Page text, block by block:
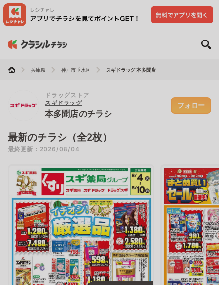
兵庫県 神戸市垂水区 スギドラッグ 本多聞店
ドラッグストア
スギドラッグ
本多聞店のチラシ
フォロー
最新のチラシ（全2枚）
最終更新：2026/08/04